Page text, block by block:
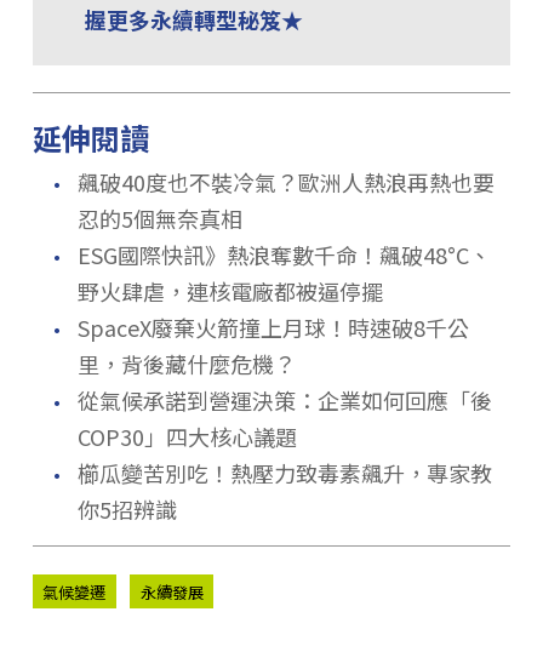
握更多永續轉型秘笈★
延伸閱讀
．
飆破40度也不裝冷氣？歐洲人熱浪再熱也要
忍的5個無奈真相
．
ESG國際快訊》熱浪奪數千命！飆破48°C、
野火肆虐，連核電廠都被逼停擺
． SpaceX廢棄火箭撞上月球！時速破8千公
里，背後藏什麼危機？
． 從氣候承諾到營運決策：企業如何回應「後
COP30」四大核心議題
． 櫛瓜變苦別吃！熱壓力致毒素飆升，專家教
你5招辨識
氣候變遷 永續發展